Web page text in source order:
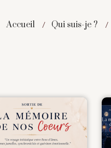
Accueil Qui suis-je ?